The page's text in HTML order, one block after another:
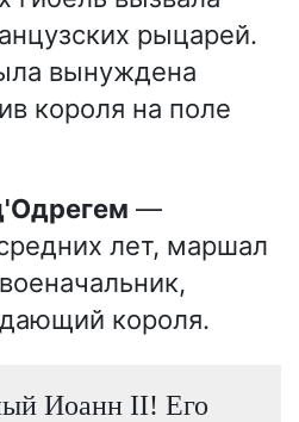
рыцарей.
вынуждена
короля на поле
—
лет, маршал
короля.
Иоанн II! Его